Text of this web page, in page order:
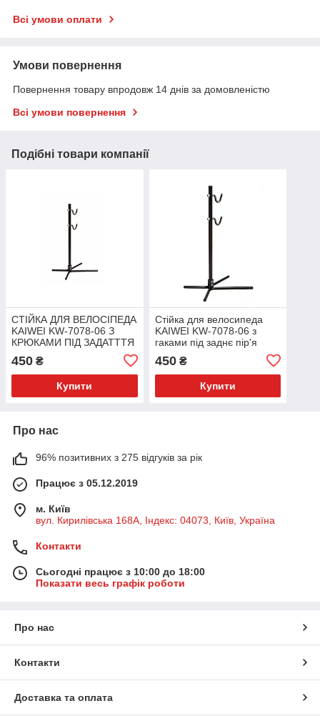
Всі умови оплати
Умови повернення
Повернення товару впродовж 14 днів за домовленістю
Всі умови повернення
Подібні товари компанії
СТІЙКА ДЛЯ ВЕЛОСІПЕДА
KAIWEI KW-7078-06 З
КРЮКАМИ ПІД ЗАДАТТТЯ
450 ₴
Купити
Стійка для велосипеда
KAIWEI KW-7078-06 з
гаками під заднє пір'я
450₴
Купити
Про нас
96% позитивних з 275 відгуків за рік
Працює з 05.12.2019
м. Київ
вул. Кирилівська 168A, Індекс: 04073, Київ, Україна
Контакти
Сьогодні працює з 10:00 до 18:00
Показати весь графік роботи
Про нас
Контакти
Доставка та оплата